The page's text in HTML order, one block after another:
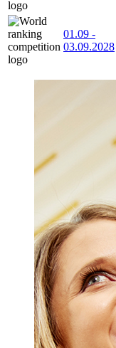
01.09 -
03.09.2028